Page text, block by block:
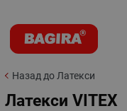
Назад до Латекси
Латекси VITEX